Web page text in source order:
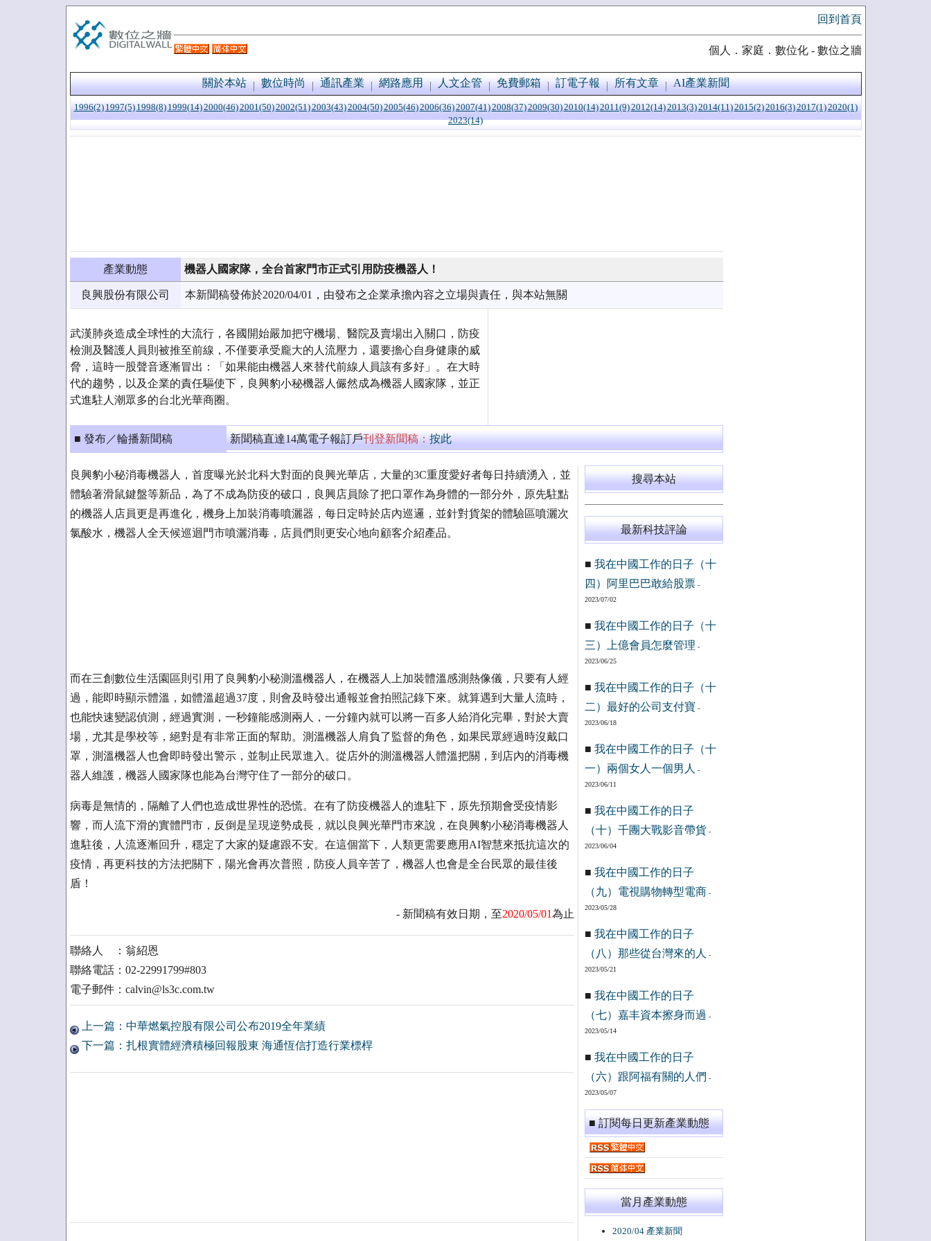
回到首頁
個人．家庭．數位化 - 數位之牆
關於本站 數位時尚 通訊產業 網路應用 人文企管 免費郵箱 訂電子報 所有文章 AI產業新聞
1996(2) 1997(5) 1998(8) 1999(14)2000(46)2001(50)2002(51)2003(43)2004(50)2005(46)2006(36)2007(41)2008(37)2009(30)2010(14)2011(9)2012(14)2013(3)2014(11)2015(2)2016(3)2017(1)2020(1)
2023(14)
產業動態 機器人國家隊，全台首家門市正式引用防疫機器人！
良興股份有限公司 本新聞稿發佈於2020/04/01，由發布之企業承擔內容之立場與責任，與本站無關
武漢肺炎造成全球性的大流行，各國開始嚴加把守機場、醫院及賣場出入關口，防疫
檢測及醫護人員則被推至前線，不僅要承受龐大的人流壓力，還要擔心自身健康的威
脅，這時一股聲音逐漸冒出：「如果能由機器人來替代前線人員該有多好」。在大時
代的趨勢，以及企業的責任驅使下，良興豹小秘機器人儼然成為機器人國家隊，並正
式進駐人潮眾多的台北光華商圈。
■ 發布／輪播新聞稿 新聞稿直達14萬電子報訂戶刊登新聞稿：按此
良興豹小秘消毒機器人，首度曝光於北科大對面的良興光華店，大量的3C重度愛好者每日持續湧入，並
體驗著滑鼠鍵盤等新品，為了不成為防疫的破口，良興店員除了把口罩作為身體的一部分外，原先駐點
的機器人店員更是再進化，機身上加裝消毒噴灑器，每日定時於店內巡邏，並針對貨架的體驗區噴灑次
氯酸水，機器人全天候巡迴門市噴灑消毒，店員們則更安心地向顧客介紹產品。
而在三創數位生活園區則引用了良興豹小秘測溫機器人，在機器人上加裝體溫感測熱像儀，只要有人經
過，能即時顯示體溫，如體溫超過37度，則會及時發出通報並會拍照記錄下來。就算遇到大量人流時，
也能快速變認偵測，經過實測，一秒鐘能感測兩人，一分鐘內就可以將一百多人給消化完畢，對於大賣
場，尤其是學校等，絕對是有非常正面的幫助。測溫機器人肩負了監督的角色，如果民眾經過時沒戴口
罩，測溫機器人也會即時發出警示，並制止民眾進入。從店外的測溫機器人體溫把關，到店內的消毒機
器人維護，機器人國家隊也能為台灣守住了一部分的破口。
病毒是無情的，隔離了人們也造成世界性的恐慌。在有了防疫機器人的進駐下，原先預期會受疫情影
響，而人流下滑的實體門市，反倒是呈現逆勢成長，就以良興光華門市來說，在良興豹小秘消毒機器人
進駐後，人流逐漸回升，穩定了大家的疑慮跟不安。在這個當下，人類更需要應用AI智慧來抵抗這次的
疫情，再更科技的方法把關下，陽光會再次普照，防疫人員辛苦了，機器人也會是全台民眾的最佳後
盾！
- 新聞稿有效日期，至2020/05/01為止
聯絡人 ：翁紹恩
聯絡電話：02-22991799#803
電子郵件：calvin@ls3c.com.tw
上一篇：中華燃氣控股有限公司公布2019全年業績
下一篇：扎根實體經濟積極回報股東 海通恆信打造行業標桿
搜尋本站
最新科技評論
■ 我在中國工作的日子（十
四）阿里巴巴敢給股票-
2023/07/02
■ 我在中國工作的日子（十
三）上億會員怎麼管理 -
2023/06/25
■ 我在中國工作的日子（十
二）最好的公司支付寶 -
2023/06/18
■ 我在中國工作的日子（十
一）兩個女人一個男人
-
2023/06/11
■ 我在中國工作的日子
（十）千團大戰影音帶貨 -
2023/06/04
■ 我在中國工作的日子
（九）電視購物轉型電商 -
2023/05/28
■ 我在中國工作的日子
（八）那些從台灣來的人
-
2023/05/21
■ 我在中國工作的日子
（七）嘉丰資本擦身而過 -
2023/05/14
■ 我在中國工作的日子
（六）跟阿福有關的人們 -
2023/05/07
■ 訂閱每日更新產業動態
當月產業動態
2020/04 產業新聞